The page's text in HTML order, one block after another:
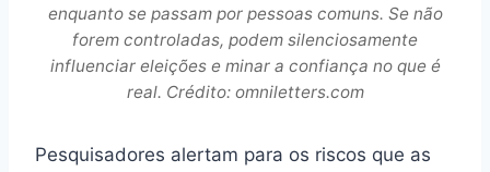
enquanto se passam por pessoas comuns. Se não
forem controladas, podem silenciosamente
influenciar eleições e minar a confiança no que é
real. Crédito: omniletters.com
Pesquisadores alertam para os riscos que as